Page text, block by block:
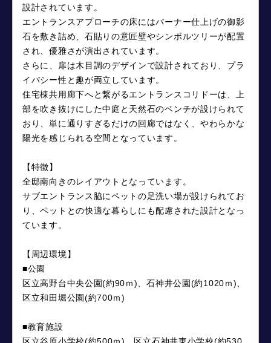
設計されています。
エントランスアプローチの床にはバーナー仕上げの御影
石を敷き詰め、石貼りの意匠壁やシンボルツリーが配置
され、優雅さが演出されています。
さらに、扉は木目調のデザインで設計されており、プラ
イバシー性と趣が両立しています。
住宅棟共用廊下へと繋がるエントランスコリドーは、上
部を吹き抜けにした中庭と天然石のベンチが設けられて
おり、単に通りすぎるだけの回廊ではなく、やわらかな
陽光を感じられる空間となっています。
【特徴】
全邸南向きのレイアウトとなっています。
サブエントランス脇にペットの足洗い場が設けられてお
り、ペットとの快適な暮らしにも配慮された設計となっ
ています。
【周辺環境】
■公園
区立高野台中央公園(約90ｍ)、石神井公園(約1020ｍ)、
区立和田堀公園(約700ｍ)
■教育施設